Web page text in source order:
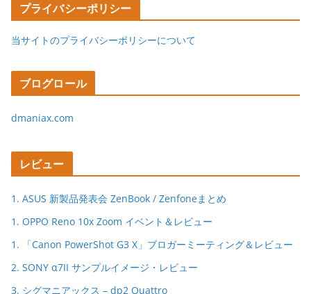
プライバシーポリシー
当サイトのプライバシーポリシーについて
ブログロール
dmaniax.com
レビュー
1. ASUS 新製品発表会 ZenBook / Zenfoneまとめ
1. OPPO Reno 10x Zoom イベント＆レビュー
1. 「Canon PowerShot G3 X」ブロガーミーティング＆レビュー
2. SONY α7II サンプルイメージ・レビュー
3. シグマニアックス – dp2 Quattro